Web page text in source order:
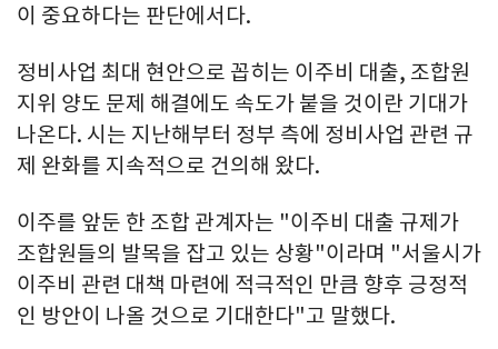
이 중요하다는 판단에서다.
정비사업 최대 현안으로 꼽히는 이주비 대출, 조합원
지위 양도 문제 해결에도 속도가 붙을 것이란 기대가
나온다. 시는 지난해부터 정부 측에 정비사업 관련 규
제 완화를 지속적으로 건의해 왔다.
이주를 앞둔 한 조합 관계자는 "이주비 대출 규제가
조합원들의 발목을 잡고 있는 상황"이라며 "서울시가
이주비 관련 대책 마련에 적극적인 만큼 향후 긍정적
인 방안이 나올 것으로 기대한다"고 말했다.